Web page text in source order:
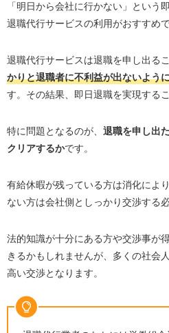
「明日から会社に行かない」という
退職代行サービスの利用がおすすめで
退職代行サービスは退職を申し出る
かりと退職者に不利益が出ないよう
す。その結果、即日退職を実現する
特に問題となるのが、 退職を申し出
クリアするかです。
有給休暇が残っている方は消化によ
ない方は会社側としっかり交渉する
法的知識が十分にある方や交渉事が
きるかもしれませんが、多くの社会
高い交渉となります。